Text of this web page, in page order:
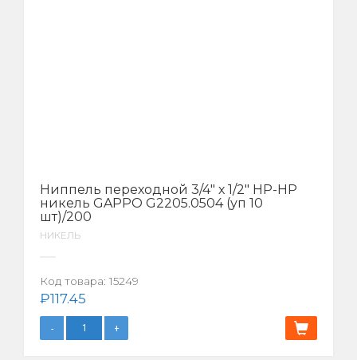
Ниппель переходной 3/4″ х 1/2″ НР-НР
никель GAPPO G2205.0504 (уп 10
шт)/200
НИКЕЛЬ
Код товара: 15249
₽117.45